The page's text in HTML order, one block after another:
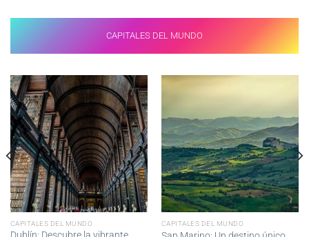
CAPITALES DEL MUNDO
CAPITALES DEL MUNDO CAPITALES DEL MUNDO